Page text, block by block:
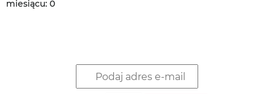
miesiącu: 0